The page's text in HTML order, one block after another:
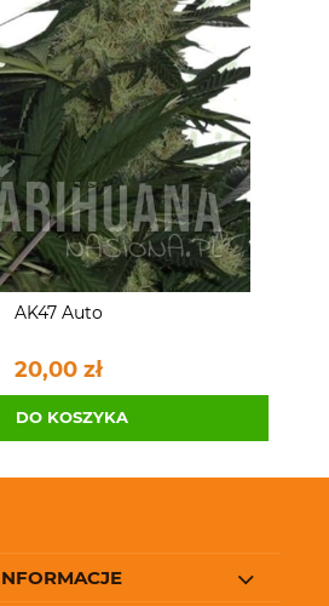
AK47 Auto
20,00 zł
DO KOSZYKA